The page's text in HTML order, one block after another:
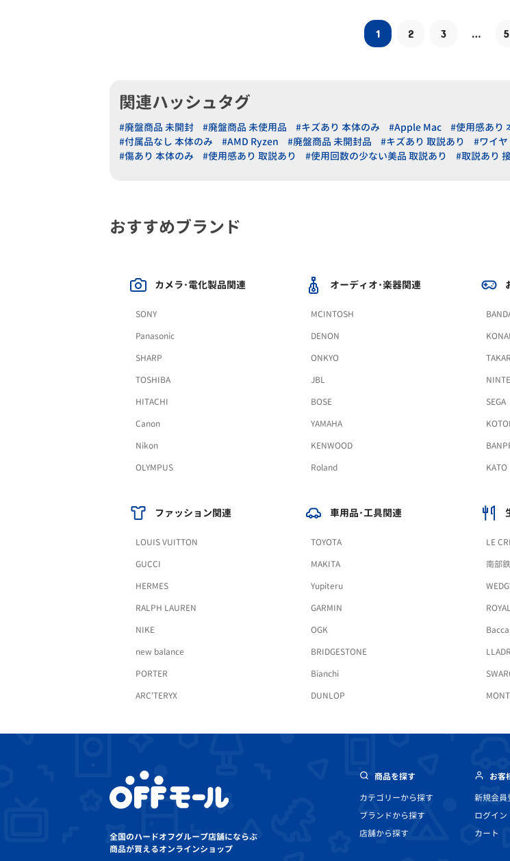
1 2 3 …
関連ハッシュタグ
#廃盤商品 未開封 #廃盤商品 未使用品 #キズあり 本体のみ #Apple Mac #使用感あり
#付属品なし 本体のみ
#AMD Ryzen #廃盤商品 未開封品 #キズあり 取説あり #ワイ
#傷あり 本体のみ
#使用感あり 取説あり #使用回数の少ない美品 取説あり #取説あり
おすすめブランド
カメラ･電化製品関連
SONY
Panasonic
SHARP
TOSHIBA
HITACHI
Canon
Nikon
OLYMPUS
オーディオ･楽器関連
MCINTOSH
DENON
ONKYO
JBL
BOSE
YAMAHA
KENWOOD
Roland
SEGA
KATO
ファッション関連
LOUIS VUITTON
GUCCI
HERMES
RALPH LAUREN
NIKE
new balance
PORTER
ARC'TERYX
車用品･工具関連
TOYOTA
MAKITA
Yupiteru
GARMIN
OGK
BRIDGESTONE
Bianchi
DUNLOP
LE
南部
全国のハードオフグループ店舗にならぶ
商品が買えるオンラインショップ
商品を探す
カテゴリーから探す
ブランドから探す
店舗から探す
お客
新規会員
ログイン
カート